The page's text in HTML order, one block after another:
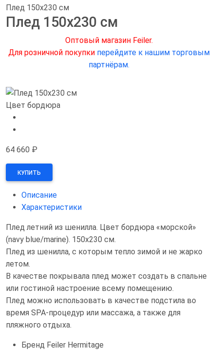
Плед 150х230 см
Плед 150х230 см
Оптовый магазин Feiler.
Для розничной покупки перейдите к нашим торговым
партнёрам.
Цвет бордюра
64 660 ₽
КУПИТЬ
Описание
Характеристики
Плед летний из шенилла. Цвет бордюра «морской»
(navy blue/marine). 150х230 см.
Плед из шенилла, с которым тепло зимой и не жарко
летом.
В качестве покрывала плед может создать в спальне
или гостиной настроение всему помещению.
Плед можно использовать в качестве подстила во
время SPA-процедур или массажа, а также для
пляжного отдыха.
Бренд Feiler Hermitage